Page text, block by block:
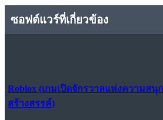
ซอฟต์แวร์ที่เกี่ยวข้อง
Roblox (เกมเปิดจักรวาลแห่งความส
สร้างสรรค์)